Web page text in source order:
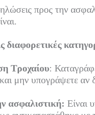
προς την
διαφορετικές
Τροχαίου:
μην υπογράψετε αν
ασφαλιστική: Είναι